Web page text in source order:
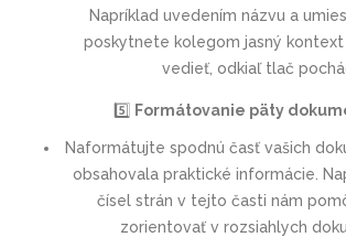
Napríklad uvedením názvu a
poskytnete kolegom jasný kontext
vedieť, odkiaľ tlač
5️⃣ Formátovanie päty
Naformátujte spodnú časť vašich
obsahovala praktické informácie.
čísel strán v tejto časti nám
zorientovať v rozsiahlych